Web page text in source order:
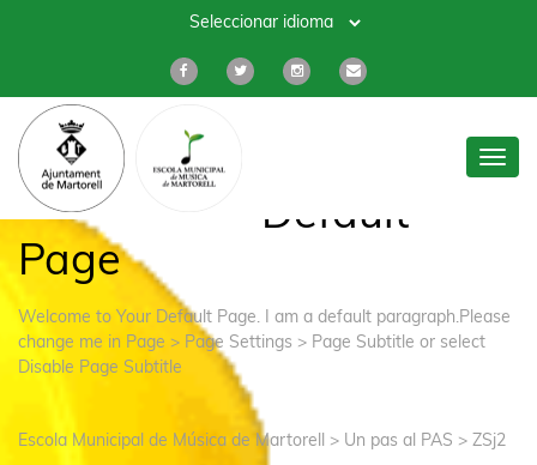
Default
Page
Welcome to Your Default Page. I am a default paragraph.Please
change me in Page > Page Settings > Page Subtitle or select
Disable Page Subtitle
Escola Municipal de Música de Martorell > Un pas al PAS > ZSj2